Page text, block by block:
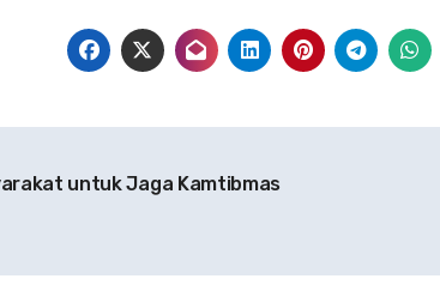
untuk Jaga Kamtibmas